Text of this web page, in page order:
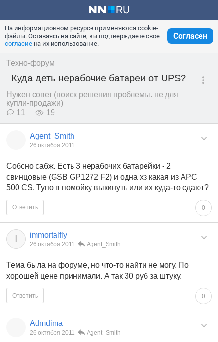
На информационном ресурсе применяются cookie-
файлы. Оставаясь на сайте, вы подтверждаете свое
согласие на их использование.
Согласен
Техно-форум
Куда деть нерабочие батареи от UPS?
Нужен совет (поиск решения проблемы. не для
купли-продажи)
11
19
Agent_Smith
26 октября 2011
Собсно сабж. Есть 3 нерабочих батарейки - 2
свинцовые (GSB GP1272 F2) и одна хз какая из APC
500 СS. Тупо в помойку выкинуть или их куда-то сдают?
0
Ответить
I immortalfly
26 октября 2011 Agent_Smith
Тема была на форуме, но что-то найти не могу. По
хорошей цене принимали. А так 30 руб за штуку.
0
Ответить
Admdima
26 октября 2011 Agent_Smith